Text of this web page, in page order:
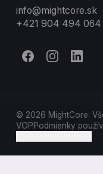
info@mightcore.sk
+421 904 494 064
© 2026 MightCore.
VOPPodmienky